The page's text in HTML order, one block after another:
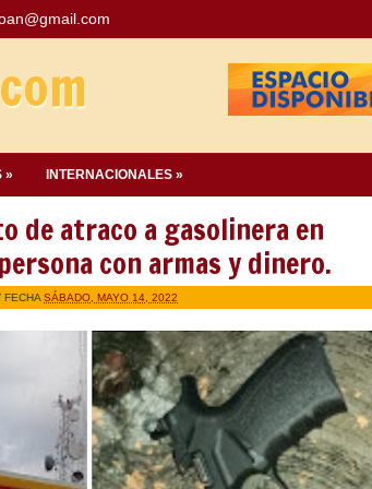
» INTERNACIONALES »
de atraco a gasolinera en
con armas y dinero.
FECHA SÁBADO, MAYO 14, 2022